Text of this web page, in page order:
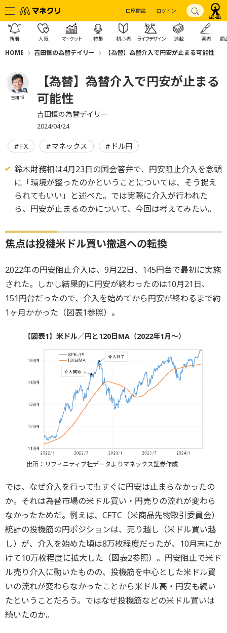
口座開設 ログイン
新着 人気 マーケット 特集 初心者 ライフデザイン 連載 著者 商
HOME 吉田恒の為替デイリー 【為替】為替介入で円安が止まる可能性
吉田 恒
【為替】為替介入で円安が止まる
可能性
吉田恒の為替デイリー
2024/04/24
FX マネックス ドル円
鈴木財務相は4月23日の国会答弁で、円安阻止介入を念頭
に「環境が整ったのかということについては、そう捉え
られてもいい」と述べた。では実際に介入が行われた
ら、円安が止まるのかについて、今回は考えてみたい。
焦点は投機米ドル買い撤退への転換
2022年の円安阻止介入は、9月22日、145円台で最初に実施
された。しかし結果的に円安が終わったのは10月21日、
151円台だったので、介入を始めてから円安が終わるまで約
1ヶ月かかった（図表1参照）。
【図表1】米ドル／円と120日MA（2022年1月～）
出所：リフィニティブ社データよりマネックス証券作成
では、なぜ介入を行ってもすぐに円安は止まらなかったの
か。それは為替市場の米ドル買い・円売りの流れが変わら
なかったためだ。例えば、CFTC（米商品先物取引委員会）
統計の投機筋の円ポジションは、売り越し（米ドル買い越
し）が、介入を始めた頃は8万枚程度だったが、10月末にか
けて10万枚程度に拡大した（図表2参照）。円安阻止で米ド
ル売り介入に動いたものの、投機筋を中心とした米ドル買
いの流れが変わらなかったことから米ドル高・円安も続い
たということだろう。ではなぜ投機筋などの米ドル買いは
続いたのか。